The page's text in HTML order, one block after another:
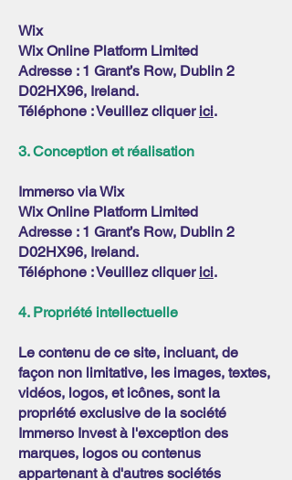
Wix
Wix Online Platform Limited
Adresse : 1 Grant’s Row, Dublin 2
D02HX96, Ireland.
Téléphone : Veuillez cliquer ici.
3. Conception et réalisation
Immerso via Wix
Wix Online Platform Limited
Adresse : 1 Grant’s Row, Dublin 2
D02HX96, Ireland.
Téléphone : Veuillez cliquer ici.
4. Propriété intellectuelle
Le contenu de ce site, incluant, de
façon non limitative, les images, textes,
vidéos, logos, et icônes, sont la
propriété exclusive de la société
Immerso Invest à l'exception des
marques, logos ou contenus
appartenant à d'autres sociétés